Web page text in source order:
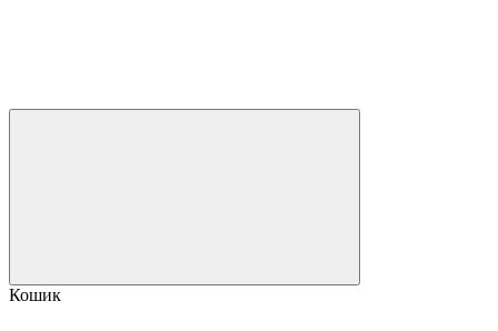
Кошик